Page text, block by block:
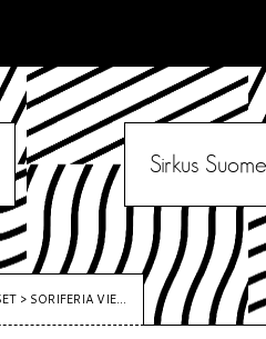
Sirkus
> SORIFERIA VIE...